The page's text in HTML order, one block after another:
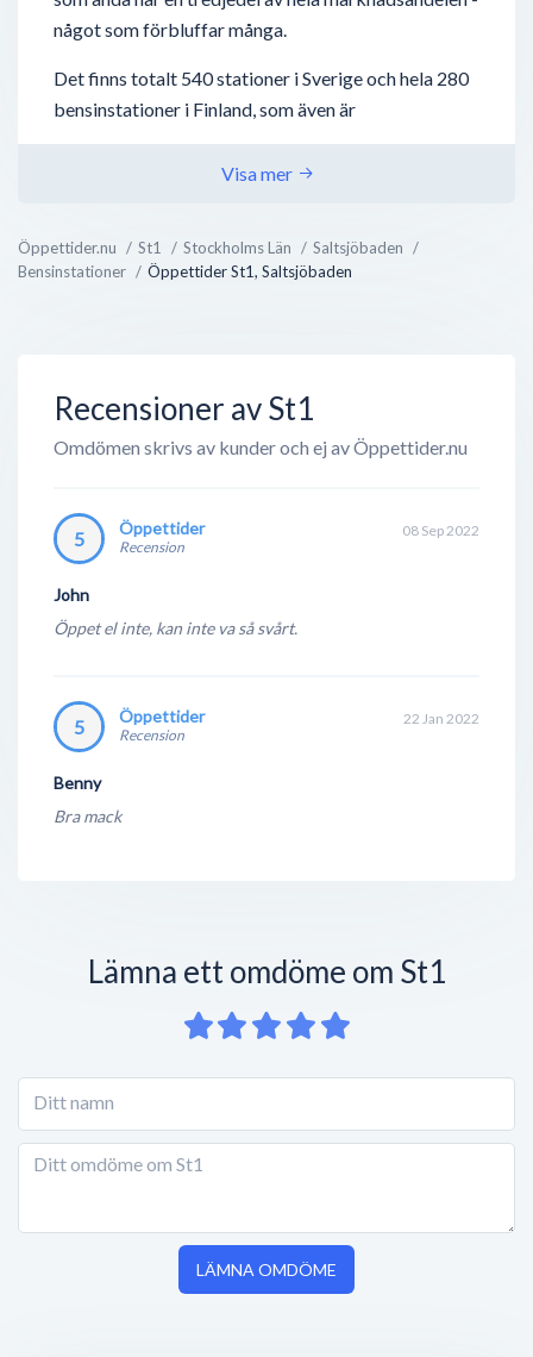
Öppettider.nu St1 Stockholms Län
Saltsjöbaden
Bensinstationer
Öppettider St1, Saltsjöbaden
något som förbluffar många.
Det finns totalt 540 stationer i Sverige och hela 280
bensinstationer i Finland, som även är
ursprungslandet. St1 etablerades 1995 av Mika
Anttonen. Kort därefter expanderade bolaget till
Vad som gör St1 unikt är att de skyltar med
exempelvis...
Visa mer
Recensioner av St1
Omdömen skrivs av kunder och ej av Öppettider.nu
5 Öppettider
Recension
John
08 Sep 2022
Öppet el inte, kan inte va så svårt.
5 Öppettider
Recension
Benny
22 Jan 2022
Bra mack
Lämna ett omdöme om St1
LÄMNA OMDÖME